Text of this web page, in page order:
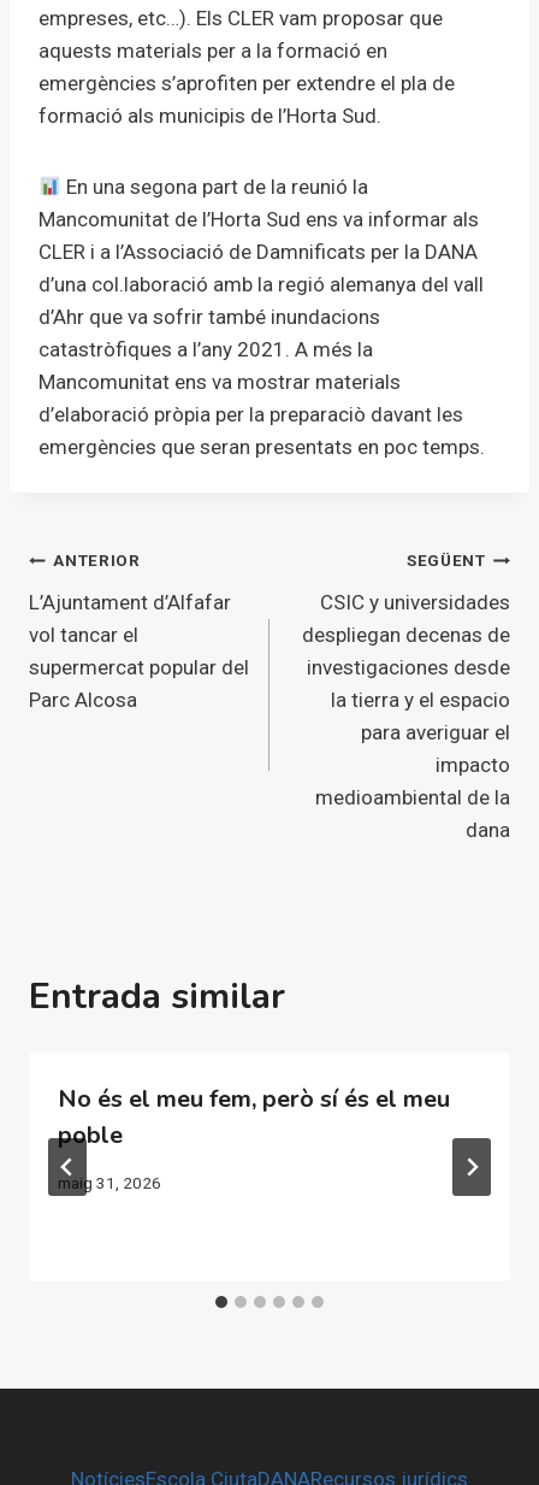
empreses, etc…). Els CLER vam proposar que
aquests materials per a la formació en
emergències s’aprofiten per extendre el pla de
formació als municipis de l’Horta Sud.
En una segona part de la reunió la
Mancomunitat de l’Horta Sud ens va informar als
CLER i a l’Associació de Damnificats per la DANA
d’una col.laboració amb la regió alemanya del vall
d’Ahr que va sofrir també inundacions
catastròfiques a l’any 2021. A més la
Mancomunitat ens va mostrar materials
d’elaboració pròpia per la preparaciò davant les
emergències que seran presentats en poc temps.
Navegació
d'entrades
ANTERIOR
L’Ajuntament d’Alfafar
vol tancar el
supermercat popular del
Parc Alcosa
SEGÜENT
CSIC y universidades
despliegan decenas de
investigaciones desde
la tierra y el espacio
para averiguar el
impacto
medioambiental de la
dana
Entrada similar
No és el meu fem, però sí és el meu
poble
maig 31, 2026
NotíciesEscola CiutaDANARecursos jurídics